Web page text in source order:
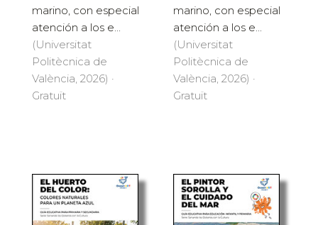
marino, con especial
atención a los e...
(Universitat
Politècnica de
València, 2026) ·
Gratuït
marino, con especial
atención a los e...
(Universitat
Politècnica de
València, 2026) ·
Gratuït